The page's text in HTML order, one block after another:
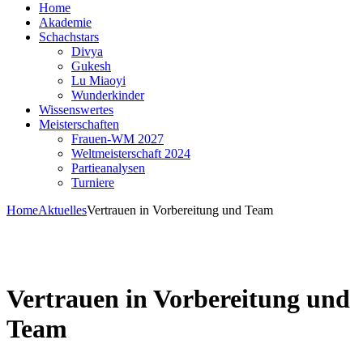
Home
Akademie
Schachstars
Divya
Gukesh
Lu Miaoyi
Wunderkinder
Wissenswertes
Meisterschaften
Frauen-WM 2027
Weltmeisterschaft 2024
Partieanalysen
Turniere
HomeAktuellesVertrauen in Vorbereitung und Team
Vertrauen in Vorbereitung und
Team